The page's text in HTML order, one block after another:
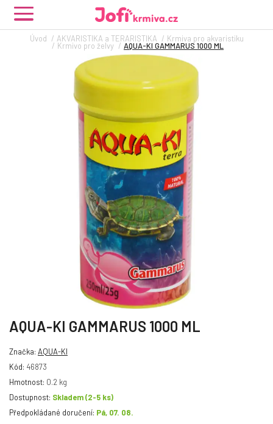
Úvod AKVARISTIKA a TERARISTIKA Krmiva pro akvaristiku
Krmivo pro želvy AQUA-KI GAMMARUS 1000 ML
AQUA-KI GAMMARUS 1000 ML
Značka: AQUA-KI
Kód: 46873
Hmotnost: 0.2 kg
Dostupnost: Skladem(2-5 ks)
Předpokládané doručení: Pá, 07. 08.